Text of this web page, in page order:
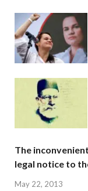
The
legal notice to
May 22, 2013